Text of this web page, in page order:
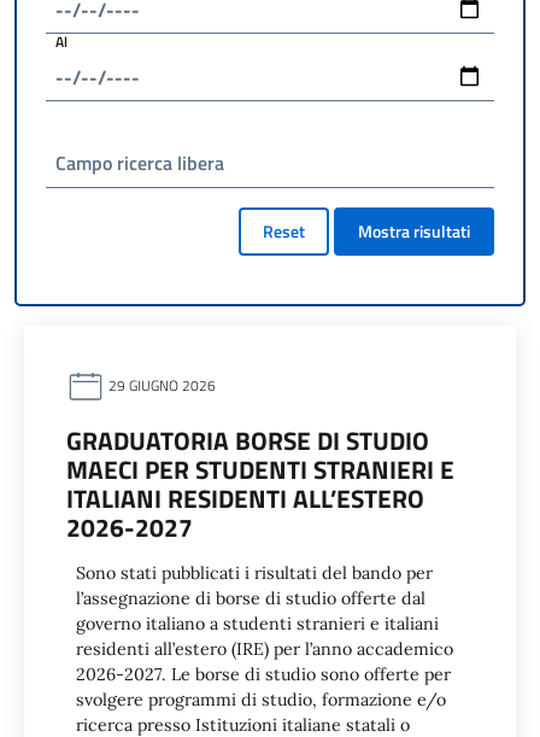
Al
Campo ricerca libera
Reset Mostra risultati
29 GIUGNO 2026
GRADUATORIA BORSE DI STUDIO
MAECI PER STUDENTI STRANIERI E
ITALIANI RESIDENTI ALL’ESTERO
2026-2027
Sono stati pubblicati i risultati del bando per
l’assegnazione di borse di studio offerte dal
governo italiano a studenti stranieri e italiani
residenti all’estero (IRE) per l’anno accademico
2026-2027. Le borse di studio sono offerte per
svolgere programmi di studio, formazione e/o
ricerca presso Istituzioni italiane statali o